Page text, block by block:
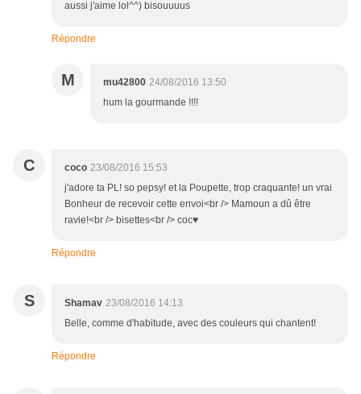
aussi j'aime lol^^) bisouuuus
Répondre
M mu42800 24/08/2016 13:50
hum la gourmande !!!!
C coco 23/08/2016 15:53
j'adore ta PL! so pepsy! et la Poupette, trop craquante! un vrai
Bonheur de recevoir cette envoi<br /> Mamoun a dû être
ravie!<br /> bisettes<br /> coc♥
Répondre
S Shamav 23/08/2016 14:13
Belle, comme d'habitude, avec des couleurs qui chantent!
Répondre